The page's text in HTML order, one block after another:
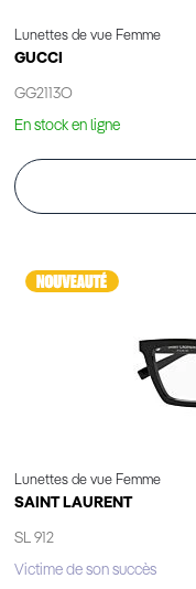
Lunettes de vue Femme
GUCCI
GG2113O
En stock en ligne
Lunettes de vue Femme
SAINT LAURENT
SL 912
Victime de son succès